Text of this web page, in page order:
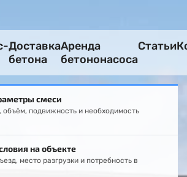
Доставка
бетона
Аренда
бетононасоса
Статьи
смеси
подвижность и необходимость
на объекте
место разгрузки и потребность в